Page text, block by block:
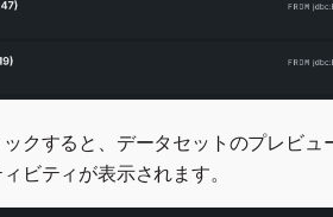
クすると、データセットのプレビュ
ビティが表示されます。